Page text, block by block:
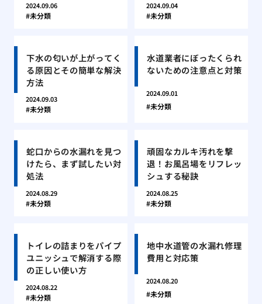
2024.09.06
未分類
2024.09.04
未分類
下水の匂いが上がってく
る原因とその簡単な解決
方法
2024.09.03
未分類
水道業者にぼったくられ
ないための注意点と対策
2024.09.01
未分類
蛇口からの水漏れを見つ
けたら、まず試したい対
処法
2024.08.29
未分類
頑固なカルキ汚れを撃
退！お風呂場をリフレッ
シュする秘訣
2024.08.25
未分類
トイレの詰まりをパイプ
ユニッシュで解消する際
の正しい使い方
2024.08.22
未分類
地中水道管の水漏れ修理
費用と対応策
2024.08.20
未分類